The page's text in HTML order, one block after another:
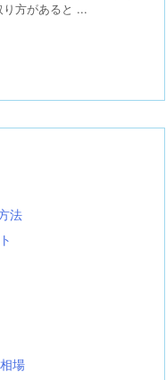
り方があると ...
法
場